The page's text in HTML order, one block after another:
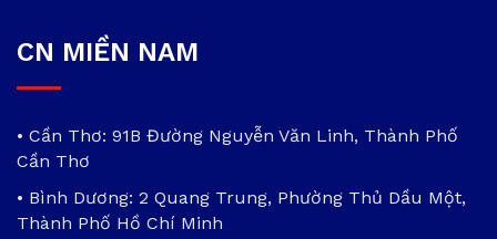
CN MIỀN NAM
• Cần Thơ: 91B Đường Nguyễn Văn Linh, Thành Phố
Cần Thơ
• Bình Dương: 2 Quang Trung, Phường Thủ Dầu Một,
Thành Phố Hồ Chí Minh